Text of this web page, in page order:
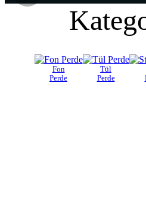
Fon
Perde
Tül
Perde